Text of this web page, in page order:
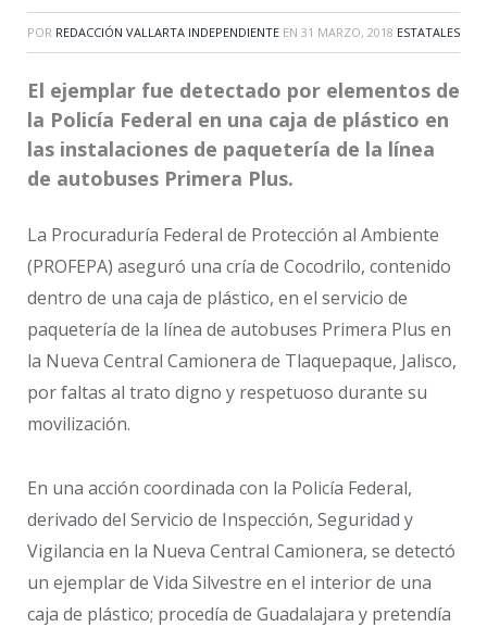
POR REDACCIÓN VALLARTA INDEPENDIENTE EN 31 MARZO, 2018 ESTATALES
El ejemplar fue detectado por elementos de
la Policía Federal en una caja de plástico en
las instalaciones de paquetería de la línea
de autobuses Primera Plus.
La Procuraduría Federal de Protección al Ambiente
(PROFEPA) aseguró una cría de Cocodrilo, contenido
dentro de una caja de plástico, en el servicio de
paquetería de la línea de autobuses Primera Plus en
la Nueva Central Camionera de Tlaquepaque, Jalisco,
por faltas al trato digno y respetuoso durante su
movilización.
En una acción coordinada con la Policía Federal,
derivado del Servicio de Inspección, Seguridad y
Vigilancia en la Nueva Central Camionera, se detectó
un ejemplar de Vida Silvestre en el interior de una
caja de plástico; procedía de Guadalajara y pretendía